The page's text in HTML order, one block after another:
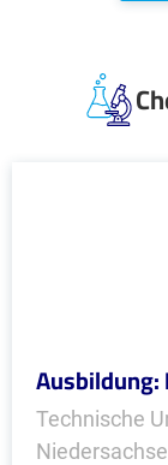
Technische